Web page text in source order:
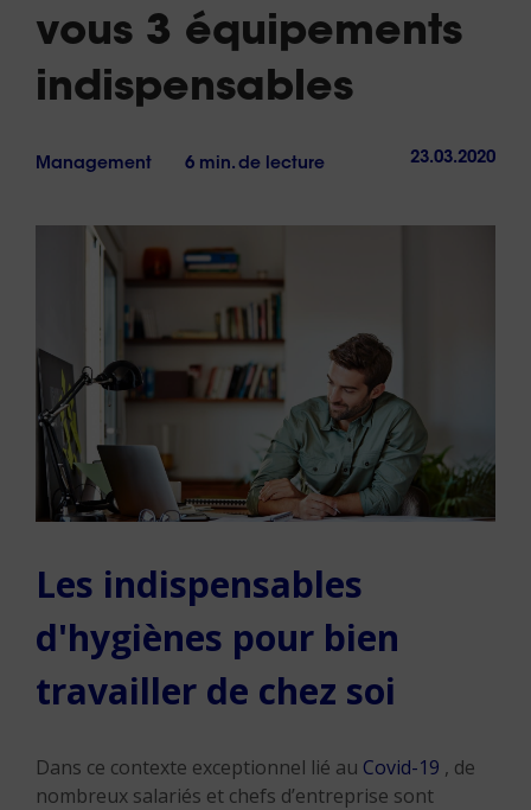
vous 3 équipements
indispensables
Management 6 min. de lecture 23.03.2020
Les indispensables
d'hygiènes pour bien
travailler de chez soi
Dans ce contexte exceptionnel lié au Covid-19 , de
nombreux salariés et chefs d’entreprise sont